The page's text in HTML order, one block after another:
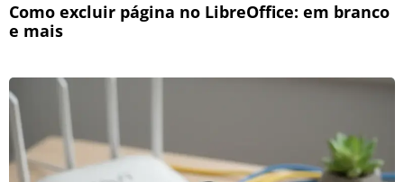
Como excluir página no LibreOffice: em branco
e mais